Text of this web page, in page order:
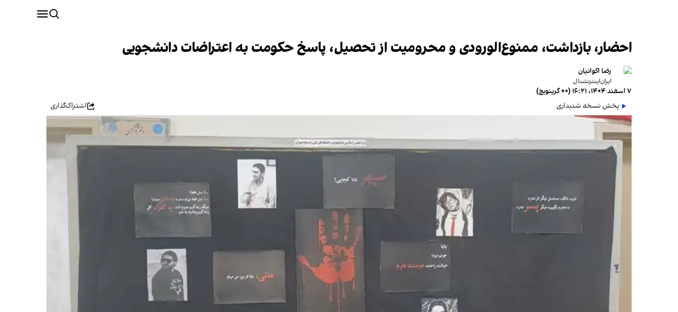
احضار، بازداشت، ممنوع‌الورودی و محرومیت از تحصیل، پاسخ حکومت به اعتراضات دانشجویی
رضا اکوانیان
ایران‌اینترنشنال
۷ اسفند ۱۴۰۴، ۱۶:۲۱ (‎+۰ گرینویچ)
پخش نسخه شنیداری
اشتراک‌گذاری